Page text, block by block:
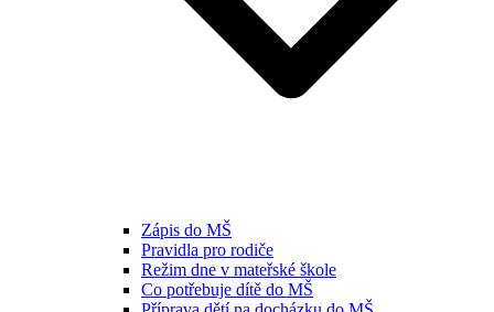
Zápis do MŠ
Pravidla pro rodiče
Režim dne v mateřské škole
Co potřebuje dítě do MŠ